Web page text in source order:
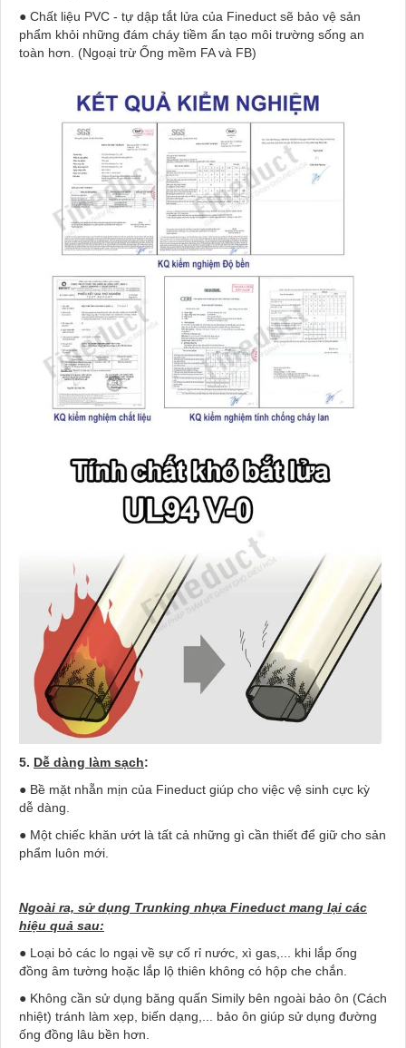
● Chất liệu PVC - tự dập tắt lửa của Fineduct sẽ bảo vệ sản
phẩm khỏi những đám cháy tiềm ẩn tạo môi trường sống an
toàn hơn. (Ngoại trừ Ống mềm FA và FB)
5. Dễ dàng làm sạch:
● Bề mặt nhẵn mịn của Fineduct giúp cho việc vệ sinh cực kỳ
dễ dàng.
● Một chiếc khăn ướt là tất cả những gì cần thiết để giữ cho sản
phẩm luôn mới.
Ngoài ra, sửdụng Trunking nhựa Fineduct mang lại các
hiệu quả sau:
● Loại bỏ các lo ngại về sự cố rỉ nước, xì gas,... khi lắp ống
đồng âm tường hoặc lắp lộ thiên không có hộp che chắn.
● Không cần sử dụng băng quấn Simily bên ngoài bảo ôn (Cách
nhiệt) tránh làm xẹp, biến dạng,... bảo ôn giúp sử dụng đường
ống đồng lâu bền hơn.